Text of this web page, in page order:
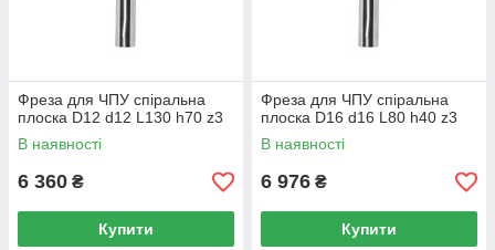
Фреза для ЧПУ спіральна
плоска D12 d12 L130 h70 z3
В наявності
6 360 ₴
Купити
Фреза для ЧПУ спіральна
плоска D16 d16 L80 h40 z3
В наявності
6 976 ₴
Купити